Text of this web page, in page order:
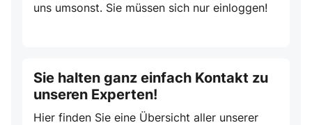
uns umsonst. Sie müssen sich nur einloggen!
Sie halten ganz einfach Kontakt zu
unseren Experten!
Hier finden Sie eine Übersicht aller unserer